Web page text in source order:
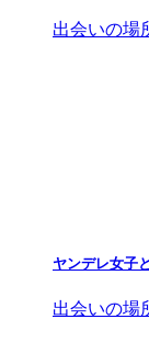
出会いの場
ヤンデレ女子
出会いの場